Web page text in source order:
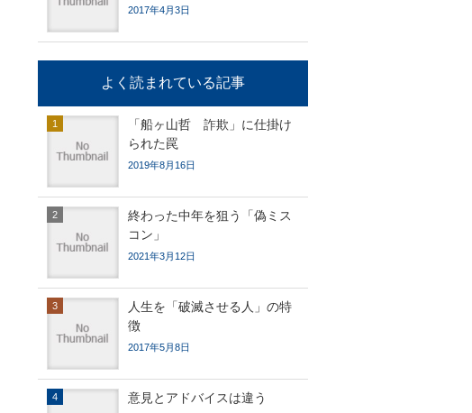
2017年4月3日
よく読まれている記事
「船ヶ山哲 詐欺」に仕掛け
られた罠
2019年8月16日
終わった中年を狙う「偽ミス
コン」
2021年3月12日
人生を「破滅させる人」の特
徴
2017年5月8日
意見とアドバイスは違う